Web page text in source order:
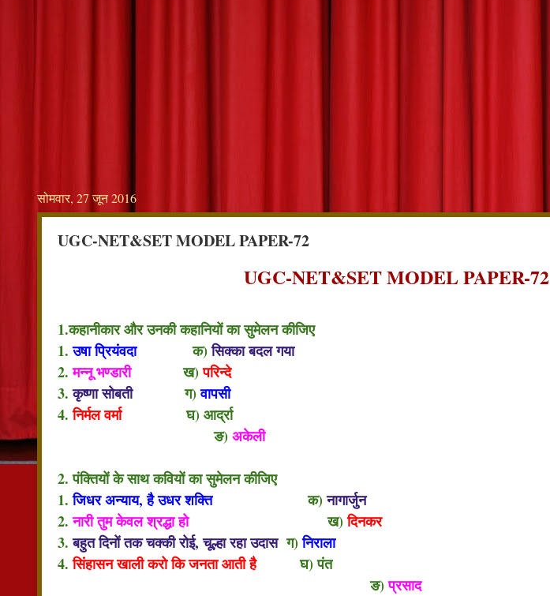
सोमवार, 27 जून 2016
UGC-NET&SET MODEL PAPER-72
UGC-NET&SET MODEL PAPER-72
1.कहानीकार और उनकी कहानियों का सुमेलन कीजिए
1.उषा प्रियंवदा क)सिक्का बदल गया
2.मन्नू भण्डारीख)परिन्दे
3.कृष्णा सोबती ग)वापसी
4.निर्मल वर्मा
घ) आर्द्रा
ङ) अकेली
2. पंक्तियों के साथ कवियों का सुमेलन कीजिए
1.जिधर अन्याय, है उधर शक्ति क)नागार्जुन
2.नारी तुम केवल श्रद्धा हो ख)दिनकर
3.बहुत दिनों तक चक्की रोई, चूल्हा रहा उदासग)निराला
4.सिंहासन खाली करो कि जनता आती हैघ) पंत
ङ)प्रसाद